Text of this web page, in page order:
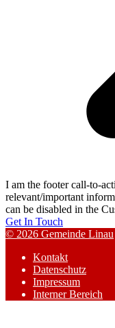
I am the footer call-to-
relevant/important
can be disabled in the
Get In Touch
© 2026 Gemeinde Linau
Kontakt
Datenschutz
Impressum
Interner Bereich